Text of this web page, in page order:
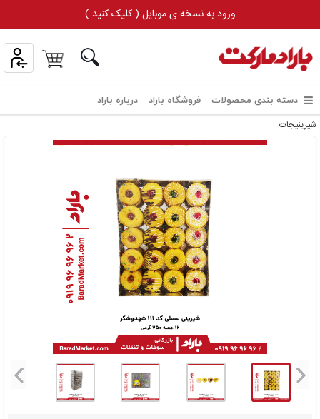
ورود به نسخه ی موبایل ( کلیک کنید )
دسته بندی محصولات فروشگاه باراد درباره باراد
شیرینیجات